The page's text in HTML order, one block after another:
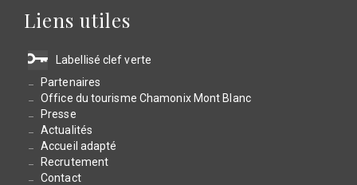
Liens utiles
Labellisé clef verte
Partenaires
Office du tourisme Chamonix Mont Blanc
Presse
Actualités
Accueil adapté
Recrutement
Contact